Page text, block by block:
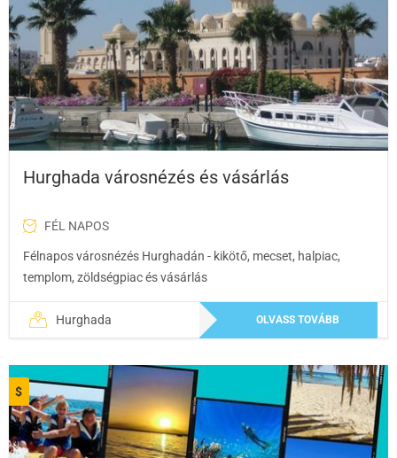
Hurghada városnézés és vásárlás
FÉL NAPOS
Félnapos városnézés Hurghadán - kikötő, mecset, halpiac,
templom, zöldségpiac és vásárlás
Hurghada OLVASS TOVÁBB
$